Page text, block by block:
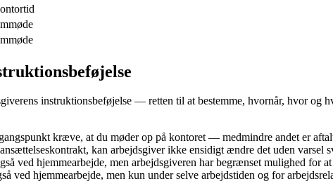
instruktionsbeføjelse — retten til at bestemme, hvornår, hvor
kræve, at du møder op på kontoret — medmindre andet er
kan arbejdsgiver ikke ensidigt ændre det uden varsel
ved hjemmearbejde, men arbejdsgiveren har begrænset mulighed for
ved hjemmearbejde, men kun under selve arbejdstiden og for